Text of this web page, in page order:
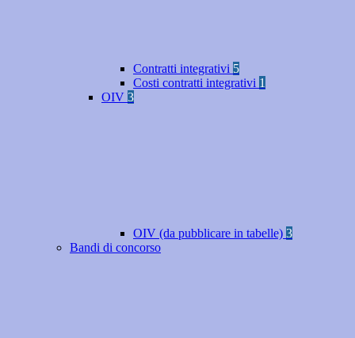
Contratti integrativi 5
Costi contratti integrativi 1
OIV 3
OIV (da pubblicare in tabelle) 3
Bandi di concorso